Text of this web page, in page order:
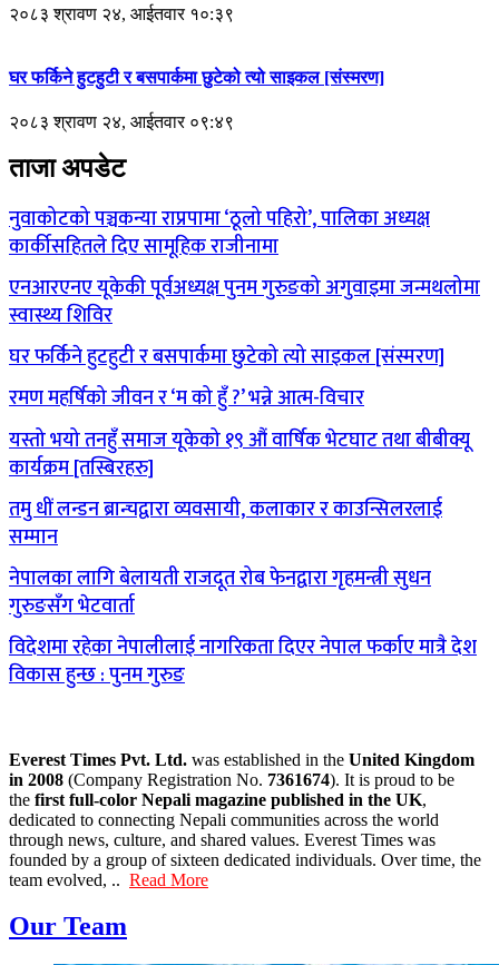
२०८३ श्रावण २४, आईतवार १०:३९
घर फर्किने हुटहुटी र बसपार्कमा छुटेको त्यो साइकल [संस्मरण]
२०८३ श्रावण २४, आईतवार ०९:४९
ताजा अपडेट
नुवाकोटको पञ्चकन्या राप्रपामा ‘ठूलो पहिरो’, पालिका अध्यक्ष
कार्कीसहितले दिए सामूहिक राजीनामा
एनआरएनए यूकेकी पूर्वअध्यक्ष पुनम गुरुङको अगुवाइमा जन्मथलोमा
स्वास्थ्य शिविर
घर फर्किने हुटहुटी र बसपार्कमा छुटेको त्यो साइकल [संस्मरण]
रमण महर्षिको जीवन र ‘म को हुँ ?’ भन्ने आत्म-विचार
यस्तो भयो तनहुँ समाज यूकेको १९ औं वार्षिक भेटघाट तथा बीबीक्यू
कार्यक्रम [तस्बिरहरु]
तमु धीं लन्डन ब्रान्चद्वारा व्यवसायी, कलाकार र काउन्सिलरलाई
सम्मान
नेपालका लागि बेलायती राजदूत रोब फेनद्वारा गृहमन्त्री सुधन
गुरुङसँग भेटवार्ता
विदेशमा रहेका नेपालीलाई नागरिकता दिएर नेपाल फर्काए मात्रै देश
विकास हुन्छ : पुनम गुरुङ
Everest Times Pvt. Ltd. was established in the United Kingdom
in 2008 (Company Registration No. 7361674). It is proud to be
the first full-color Nepali magazine published in the UK,
dedicated to connecting Nepali communities across the world
through news, culture, and shared values. Everest Times was
founded by a group of sixteen dedicated individuals. Over time, the
team evolved, .. Read More
Our Team